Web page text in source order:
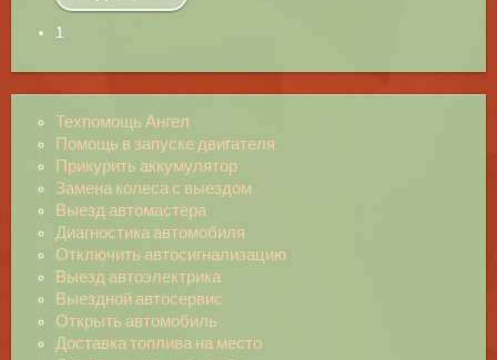
1
Техпомощь Ангел
Помощь в запуске двигателя.
Прикурить аккумулятор
Замена колеса с выездом
Выезд автомастера
Диагностика автомобиля
Отключить автосигнализацию
Выезд автоэлектрика
Выездной автосервис
Открыть автомобиль
Доставка топлива на место